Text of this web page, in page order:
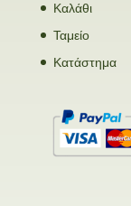
Καλάθι
Ταμείο
Κατάστημα